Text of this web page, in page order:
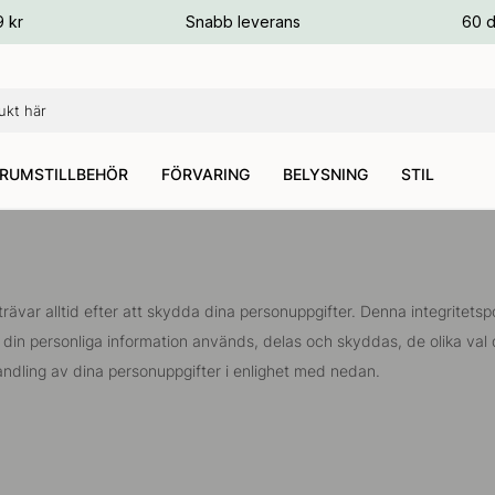
kr Snabb leverans 60
FÖRVARING BELYSNING STIL
alltid efter att skydda dina personuppgifter. Denna
personliga information används, delas och skyddas, de olika
av dina personuppgifter i enlighet med nedan.